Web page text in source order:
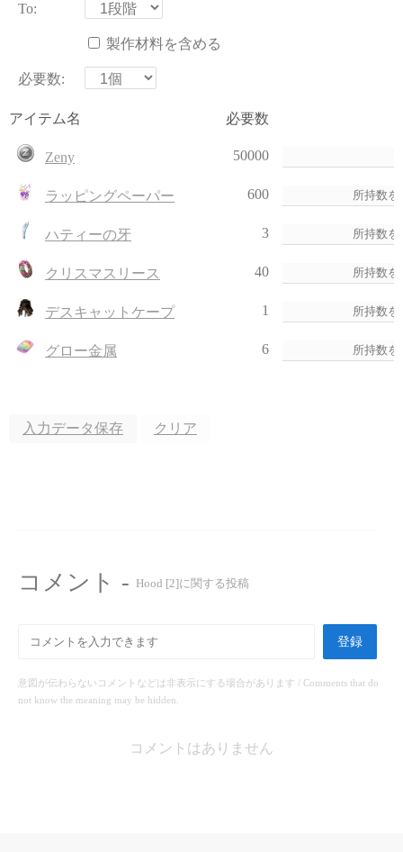
To:
製作材料を含める
必要数:
アイテム名 必要数
Zeny 50000
ラッピングペーパー 600
ハティーの牙 3
クリスマスリース 40
デスキャットケープ 1
グロー金属 6
入力データ保存 クリア
コメント - Hood [2]に関する投稿
登録
意図が伝わらないコメントなどは非表示にする場合があります / Comments that do
not know the meaning may be hidden.
コメントはありません